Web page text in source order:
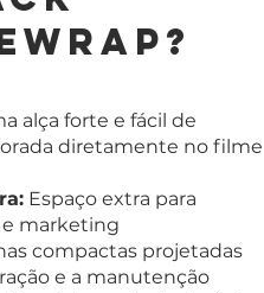
alça forte e fácil de
diretamente no filme
Espaço extra para
marketing
compactas projetadas
e a manutenção